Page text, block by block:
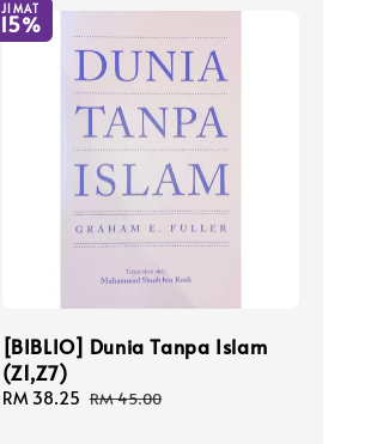
JIMAT
15%
[BIBLIO] Dunia Tanpa Islam
(Z1,Z7)
Sale
RM 38.25 Regular
RM 45.00